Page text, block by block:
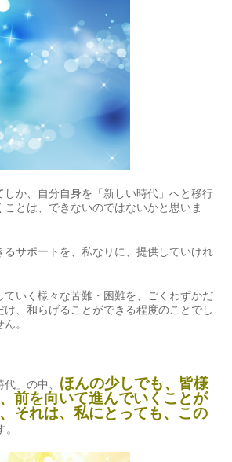
しか、自分自身を「新しい時代」へと移行
ことは、できないのではないかと思いま
るサポートを、私なりに、提供していけれ
ていく様々な苦難・困難を、ごくわずかだ
け、和らげることができる程度のことでし
。
」の中、 ほんの少しでも、皆様
前を向いて進んでいくことが
それは、私にとっても、この
。